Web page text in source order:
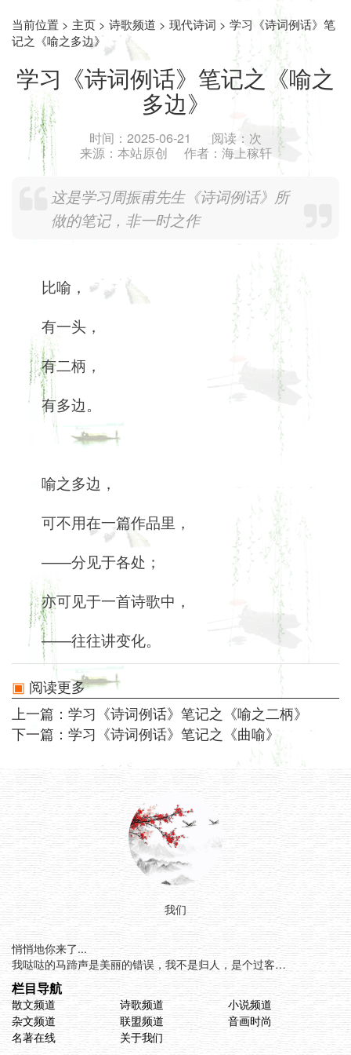
我们
悄悄地你来了...
我哒哒的马蹄声是美丽的错误，我不是归人，是个过客…
栏目导航
散文频道 诗歌频道
小说频道
杂文频道
联盟频道
音画时尚
名著在线
关于我们
当前位置 > 主页 > 诗歌频道 > 现代诗词 > 学习《诗词例话》笔
记之《喻之多边》
学习《诗词例话》笔记之《喻之
多边》
时间： 2025-06-21 阅读： 次
来源： 本站原创 作者： 海上稼轩
这是学习周振甫先生《诗词例话》所
做的笔记，非一时之作
比喻，
有一头，
有二柄，
有多边。
喻之多边，
可不用在一篇作品里，
——分见于各处；
亦可见于一首诗歌中，
——往往讲变化。
阅读更多
上一篇： 学习《诗词例话》笔记之《喻之二柄》
下一篇： 学习《诗词例话》笔记之《曲喻》